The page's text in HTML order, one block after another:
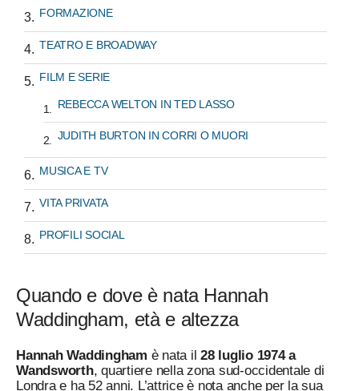
FORMAZIONE
TEATRO E BROADWAY
FILM E SERIE
REBECCA WELTON IN TED LASSO
JUDITH BURTON IN CORRI O MUORI
MUSICA E TV
VITA PRIVATA
PROFILI SOCIAL
Quando e dove è nata Hannah
Waddingham, età e altezza
Hannah Waddingham è nata il28 luglio 1974 a
Wandsworth, quartiere nella zona sud-occidentale di
Londra e ha 52 anni. L’attrice è nota anche per la sua